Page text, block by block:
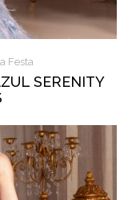
Festa
SERENITY